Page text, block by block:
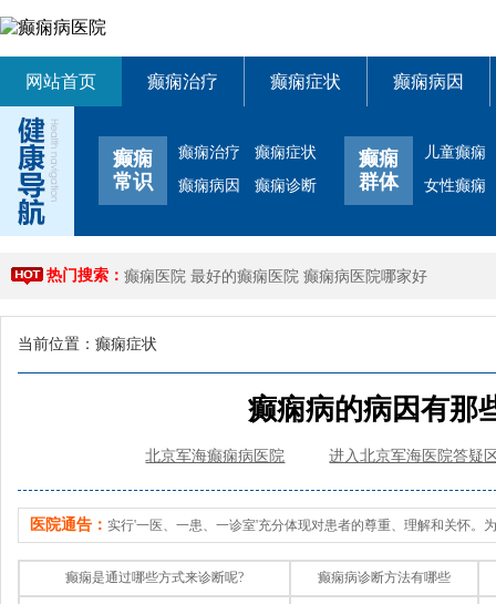
网站首页 癫痫治疗 癫痫症状 癫痫病因
癫痫
常识
癫痫治疗
癫痫症状
癫痫病因
癫痫诊断
癫痫
群体
儿童癫痫
女性癫痫
热门搜索： 癫痫医院 最好的癫痫医院 癫痫病医院哪家好
当前位置： 癫痫症状
癫痫病的病因有那
北京军海癫痫病医院 进入北京军海医院答疑
医院通告： 实行'一医、一患、一诊室'充分体现对患者的尊重、理解和关怀。
癫痫是通过哪些方式来诊断呢? 癫痫病诊断方法有哪些